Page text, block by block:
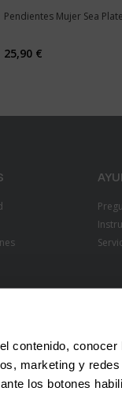
contenido,
marketing y
los botones
Pendientes Mujer Sea
25,90 €